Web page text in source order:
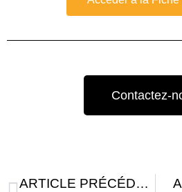
Contactez-
ARTICLE PRÉCÉDENT